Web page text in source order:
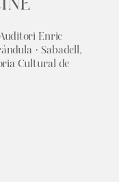
Enric
· Sabadell,
Cultural de